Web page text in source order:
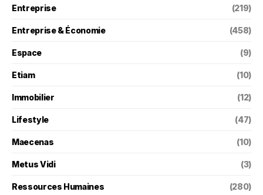
Entreprise (219)
Entreprise & Économie (458)
Espace (9)
Etiam (10)
Immobilier (12)
Lifestyle (47)
Maecenas (10)
Metus Vidi (3)
Ressources Humaines (280)